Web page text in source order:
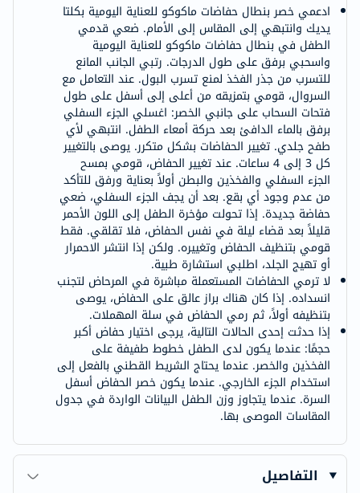
ادعمي خصر بنطال حفاضات ماكوكو للعناية اليومية بكلتا
يديك وانتبهي إلى المقاس إلى الأمام. ضعي قدمي
الطفل في بنطال حفاضات ماكوكو للعناية اليومية
واسحبي برفق على طول الدرجات. رتبي الجانب المانع
للتسرب من جذر الفخذ لمنع تسرب البول. عند التعامل مع
السروال، قومي بتمزيقه من أعلى إلى أسفل على طول
فتحات السحاب على جانبي الخصر: اغسلي الجزء السفلي
برفق بالماء الدافئ بعد حركة أمعاء الطفل. انتبهي لأي
طفح جلدي. تغيير الحفاضات بشكل متكرر. يوصى بالتغيير
كل 3 إلى 4 ساعات. عند تغيير الحفاض، قومي بمسح
الجزء السفلي والفخذين والبطن أولاً بعناية ورفق للتأكد
من عدم وجود أي بقع. بعد أن يجف الجزء السفلي، ضعي
حفاضة جديدة. إذا تحولت مؤخرة الطفل إلى اللون الأحمر
قليلاً بعد قضاء ليلة في نفس الحفاض، فلا تقلقي. فقط
قومي بتنظيف الحفاض وتغييره. ولكن إذا انتشر الاحمرار
أو تهيج الجلد، اطلبي استشارة طبية.
لا ترمي الحفاضات المستعملة مباشرة في المرحاض لتجنب
انسداده. إذا كان هناك براز عالق على الحفاض، يوصى
بتنظيفه أولاً، ثم رمي الحفاض في سلة المهملات.
إذا حدثت إحدى الحالات التالية، يرجى اختيار حفاض أكبر
حجمًا: عندما يكون لدى الطفل خطوط طفيفة على
الفخذين والخصر. عندما يحتاج الشريط القطني بالفعل إلى
استخدام الجزء الخارجي. عندما يكون خصر الحفاض أسفل
السرة. عندما يتجاوز وزن الطفل البيانات الواردة في جدول
المقاسات الموصى بها.
التفاصيل